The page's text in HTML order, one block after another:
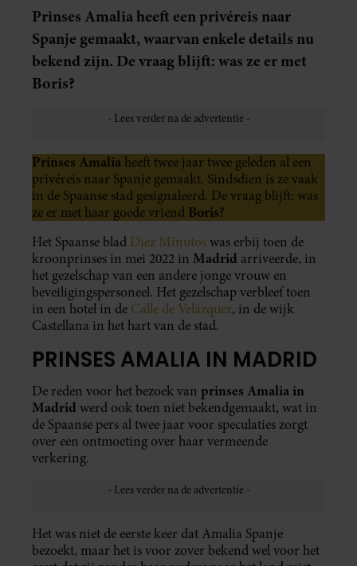
Prinses Amalia heeft een privéreis naar
Spanje gemaakt, waarvan enkele details nu
bekend zijn. De vraag blijft: was ze er met
Boris?
Prinses Amalia heeft twee jaar twee geleden al een
privéreis naar Spanje gemaakt. Sindsdien is ze vaak
in de Spaanse stad gesignaleerd. De vraag blijft: was
ze er met haar goede vriend Boris?
Het Spaanse blad Diez Minutoswas erbij toen de
kroonprinses in mei 2022 in Madrid arriveerde, in
het gezelschap van een andere jonge vrouw en
beveiligingspersoneel. Het gezelschap verbleef toen
in een hotel in de Calle de Velázquez, in de wijk
Castellana in het hart van de stad.
PRINSES AMALIA IN MADRID
De reden voor het bezoek van prinses Amalia in
Madrid werd ook toen niet bekendgemaakt, wat in
de Spaanse pers al twee jaar voor speculaties zorgt
over een ontmoeting over haar vermeende
verkering.
Het was niet de eerste keer dat Amalia Spanje
bezoekt, maar het is voor zover bekend wel voor het